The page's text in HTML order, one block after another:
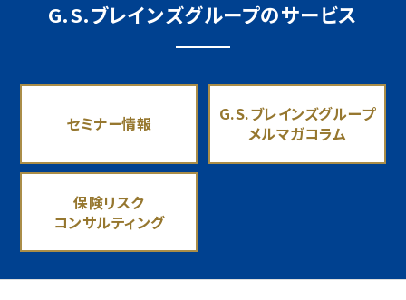
G.S.ブレインズグループのサービス
セミナー情報
G.S.ブレインズグループ
メルマガコラム
保険リスク
コンサルティング